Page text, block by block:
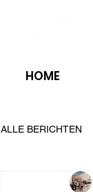
HOME
ALLE BERICHTEN